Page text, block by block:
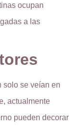
ocupan
a las
solo se veían en
actualmente
pueden decorar